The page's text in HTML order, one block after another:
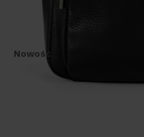
Nowość